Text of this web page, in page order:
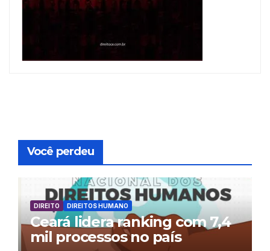
Você perdeu
DIREITO DIREITOS HUMANO
Ceará lidera ranking com 7,4
mil processos no país